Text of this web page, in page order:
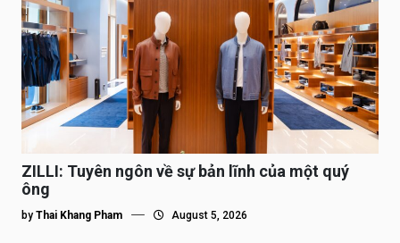
ZILLI: Tuyên ngôn về sự bản lĩnh của một quý
ông
by Thai Khang Pham August 5, 2026